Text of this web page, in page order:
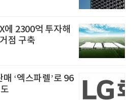
에 2300억 투자해
점 구축
‘엑스파렐’로 96